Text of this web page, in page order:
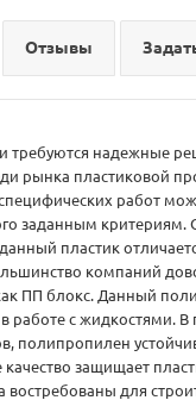
Отзывы
надежные
рынка пластиковой
работ
заданным
пластик
компаний
ПП блокс. Данный
работе с жидкостями. В
полипропилен
качество защищает
востребованы для